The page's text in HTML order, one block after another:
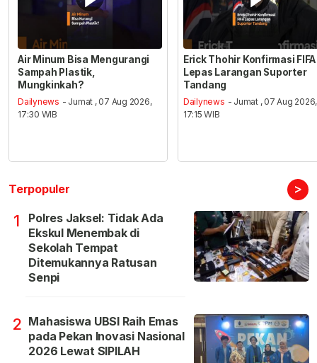
Air Minum Bisa Mengurangi
Sampah Plastik,
Mungkinkah?
Dailynews - Jumat , 07 Aug 2026,
17:30 WIB
Erick Thohir Konfirmasi FIFA
Lepas Larangan Suporter
Tandang
Dailynews - Jumat , 07 Aug 2026,
17:15 WIB
Terpopuler >
1
Polres Jaksel: Tidak Ada
Ekskul Menembak di
Sekolah Tempat
Ditemukannya Ratusan
Senpi
2 Mahasiswa UBSI Raih Emas
pada Pekan Inovasi Nasional
2026 Lewat SIPILAH